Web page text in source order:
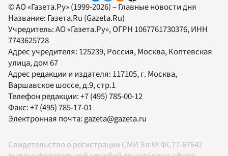
© АО «Газета.Ру» (1999-2026) – Главные новости дня
Название: Газета.Ru (Gazeta.Ru)
Учредитель:АО «Газета.Ру», ОГРН 1067761730376, ИНН
7743625728
Адрес учредителя: 125239, Россия, Москва, Коптевская
улица, дом 67
Адрес редакции и издателя: 117105, г. Москва,
Варшавское шоссе, д.9, стр.1
Телефон редакции:+7 (495) 785-00-12
Факс:+7 (495) 785-17-01
Электронная почта:gazeta@gazeta.ru
Свидетельство о регистрации СМИ Эл № ФС77-67642